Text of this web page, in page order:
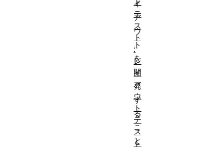
イ
ア
ウ
ト
を
開
発
す
る
こ
と
ト
テ
ス
ト
:
レ
イ
ア
ウ
ト
テ
ス
ト